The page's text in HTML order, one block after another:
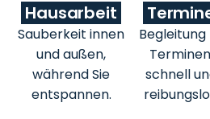
Hausarbeit
Sauberkeit innen
und außen,
während Sie
entspannen.
Begleitung
schnell